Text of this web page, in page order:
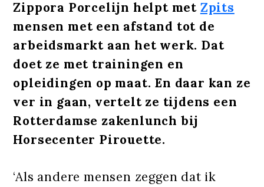
Zippora Porcelijn helpt met Zpits
mensen met een afstand tot de
arbeidsmarkt aan het werk. Dat
doet ze met trainingen en
opleidingen op maat. En daar kan ze
ver in gaan, vertelt ze tijdens een
Rotterdamse zakenlunch bij
Horsecenter Pirouette.
‘Als andere mensen zeggen dat ik